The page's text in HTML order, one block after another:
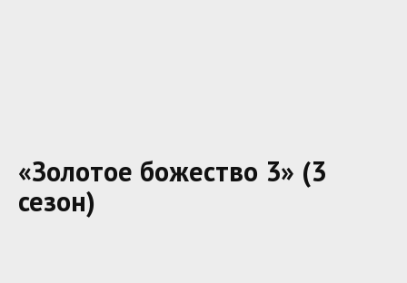
«Золотое божество 3» (3
сезон)